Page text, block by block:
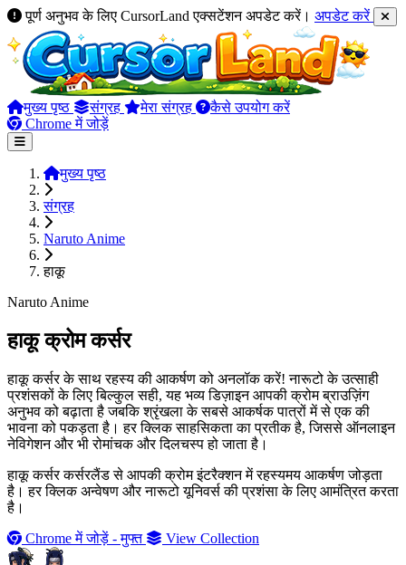
पूर्ण अनुभव के लिए CursorLand एक्सटेंशन अपडेट करें। अपडेट करें
मुख्य पृष्ठ संग्रह मेरा संग्रह
कैसे उपयोग करें
Chrome में जोड़ें
मुख्य पृष्ठ
संग्रह
Naruto Anime
हाकू
Naruto Anime
हाकू क्रोम कर्सर
हाकू कर्सर के साथ रहस्य की आकर्षण को अनलॉक करें! नारूटो के उत्साही
प्रशंसकों के लिए बिल्कुल सही, यह भव्य डिज़ाइन आपकी क्रोम ब्राउज़िंग
अनुभव को बढ़ाता है जबकि श्रृंखला के सबसे आकर्षक पात्रों में से एक की
भावना को पकड़ता है। हर क्लिक साहसिकता का प्रतीक है, जिससे ऑनलाइन
नेविगेशन और भी रोमांचक और दिलचस्प हो जाता है।
हाकू कर्सर कर्सरलैंड से आपकी क्रोम इंटरैक्शन में रहस्यमय आकर्षण जोड़ता
है। हर क्लिक अन्वेषण और नारूटो यूनिवर्स की प्रशंसा के लिए आमंत्रित करता
है।
Chrome में जोड़ें - मुफ्त
View Collection